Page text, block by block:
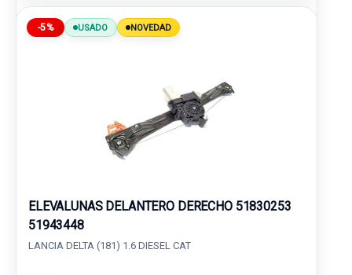
-5% USADO NOVEDAD
ELEVALUNAS DELANTERO DERECHO 51830253
51943448
LANCIA DELTA (181) 1.6 DIESEL CAT